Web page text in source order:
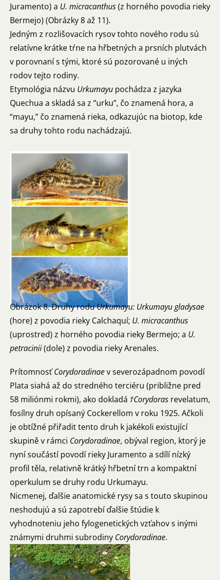
Juramento) a U. micracanthus(z horného povodia rieky
Bermejo) (Obrázky 8 až 11).
Jedným z rozlišovacích rysov tohto nového rodu sú
relatívne krátke tŕne na hřbetných a prsních plutvách
v porovnaní s tými, ktoré sú pozorované u iných
rodov tejto rodiny.
Etymológia názvu Urkumayu pochádza z jazyka
Quechua a skladá sa z “urku”, čo znamená hora, a
“mayu,” čo znamená rieka, odkazujúc na biotop, kde
sa druhy tohto rodu nachádzajú.
Obrázok 8. Druhy roduUrkumayu: Urkumayu gladysae
(hore) z povodia rieky Calchaquí; U. micracanthus
(uprostred) z horného povodia rieky Bermejo; a U.
petracinii(dole) z povodia rieky Arenales.
PrítomnosťCorydoradinaev severozápadnom povodí
Plata siahá až do stredného terciéru (približne pred
58 miliónmi rokmi), ako dokladá †Corydoras revelatum,
fosílny druh opísaný Cockerellom v roku 1925. Ačkoli
je obtížné přiřadit tento druh k jakékoli existující
skupině v rámci Corydoradinae, obýval region, ktorý je
nyní součástí povodí rieky Juramento a sdílí nízký
profil těla, relativně krátký hřbetní trn a kompaktní
operkulum se druhy rodu Urkumayu.
Nicmenej, ďalšie anatomické rysy sa s touto skupinou
neshodujú a sú zapotrebí ďalšie štúdie k
vyhodnoteniu jeho fylogenetických vzťahov s inými
známymi druhmi subrodiny Corydoradinae.